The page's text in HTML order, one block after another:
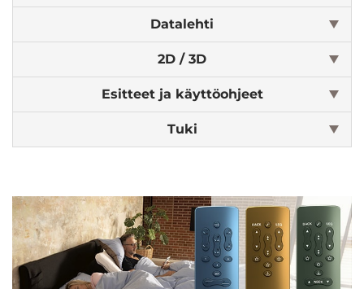
Datalehti
2D / 3D
Esitteet ja käyttöohjeet
Tuki